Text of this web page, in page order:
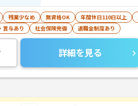
残業少なめ 無資格OK 年間休日110日以上
賞与あり
社会保険完備 退職金制度あり
詳細を見る